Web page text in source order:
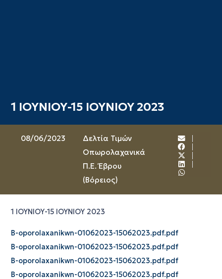
1 ΙΟΥΝΙΟΥ-15 ΙΟΥΝΙΟΥ 2023
08/06/2023
Δελτία Τιμών
Οπωρολαχανικά
Π.Ε. Έβρου
(Βόρειος)
1 ΙΟΥΝΙΟΥ-15 ΙΟΥΝΙΟΥ 2023
B-oporolaxanikwn-01062023-15062023.pdf.pdf
B-oporolaxanikwn-01062023-15062023.pdf.pdf
B-oporolaxanikwn-01062023-15062023.pdf.pdf
B-oporolaxanikwn-01062023-15062023.pdf.pdf